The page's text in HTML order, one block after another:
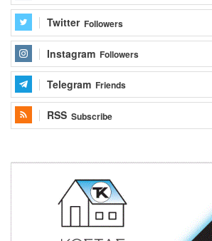
Twitter Followers
Instagram Followers
Telegram Friends
RSS Subscribe